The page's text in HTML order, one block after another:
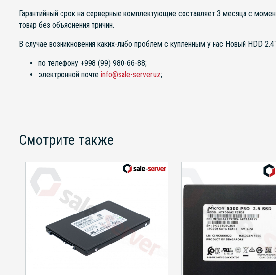
Гарантийный срок на серверные комплектующие составляет 3 месяца с
товар без объяснения причин.
В случае возникновения каких-либо проблем с купленным у нас Новый HDD
по телефону +998 (99) 980-66-88;
электронной почте info@sale-server.uz;
Смотрите также